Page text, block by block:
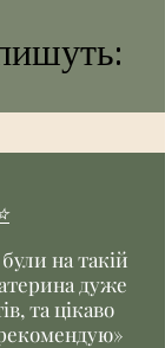
на такій
дуже
та цікаво